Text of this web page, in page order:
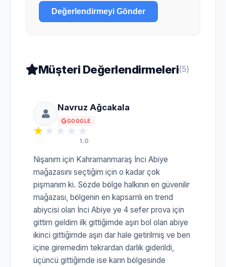
Değerlendirmeyi Gönder
Müşteri Değerlendirmeleri(5)
Navruz Ağcakala
GOOGLE
1.0
Nişanım için Kahramanmaraş İnci Abiye
mağazasını seçtiğim için o kadar çok
pişmanım ki. Sözde bölge halkının en güvenilir
mağazası, bölgenin en kapsamlı en trend
abiycisi olan İnci Abiye ye 4 sefer prova için
gittim geldim ilk gittiğimde aşırı bol olan abiye
ikinci gittiğimde aşırı dar hale getirilmiş ve ben
içine giremedim tekrardan darlık giderildi,
üçüncü gittiğimde ise karın bölgesinde